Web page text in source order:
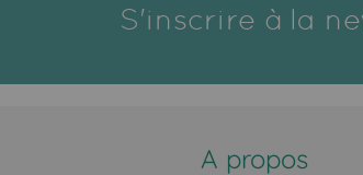
S'inscrire à la
A propos